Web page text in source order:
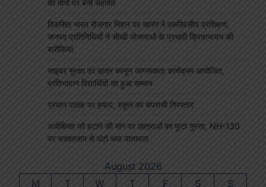
की मांगों पर बनी सहमति
विकसित भारत रोजगार मिशन पर खारंग में एकदिवसीय प्रशिक्षण,
जनपद प्रतिनिधियों ने सीखी योजनाओं के प्रभावी क्रियान्वयन की
बारीकियां
साइबर सुरक्षा एवं छात्र कानून जागरूकता कार्यक्रम आयोजित,
प्रतिभावान विद्यार्थियों का हुआ सम्मान
प्रधान पाठक पर हमला, स्कूल का चपरासी गिरफ्तार
अधीक्षिका को हटाने की मांग पर छात्राओं का फूटा गुस्सा, NH-130
पर चक्काजाम से घंटों थमा यातायात
August 2026
M
T W T F S S